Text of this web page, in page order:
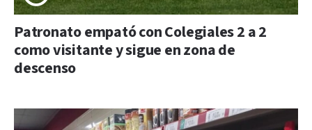
Patronato empató con Colegiales 2 a 2
como visitante y sigue en zona de
descenso